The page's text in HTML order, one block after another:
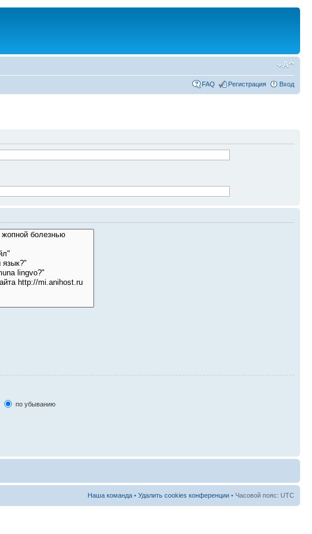
FAQ Регистрация Вход
по убыванию
Наша команда • Удалить cookies конференции • Часовой пояс: UTC